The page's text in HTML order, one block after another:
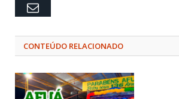
Email
CONTEÚDO RELACIONADO